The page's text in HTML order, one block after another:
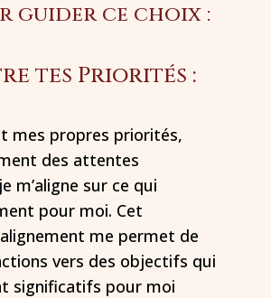
guider ce choix :
tes Priorités :
mes propres priorités,
des attentes
m’aligne sur ce qui
pour moi. Cet
me permet de
vers des objectifs qui
significatifs pour moi